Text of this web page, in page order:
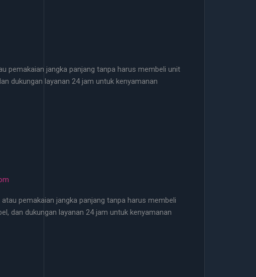
pemakaian jangka panjang tanpa harus membeli unit
dukungan layanan 24 jam untuk kenyamanan
pemakaian jangka panjang tanpa harus membeli
dan dukungan layanan 24 jam untuk kenyamanan